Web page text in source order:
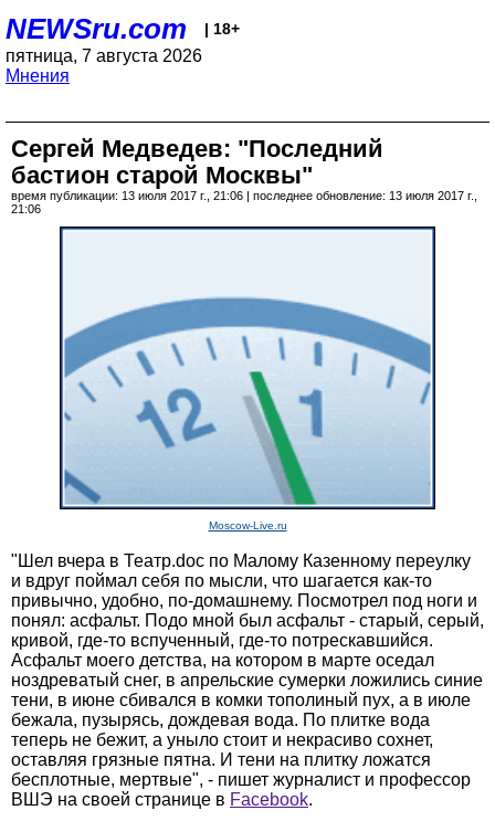
NEWSru.com | 18+
пятница, 7 августа 2026
Мнения
Сергей Медведев: "Последний
бастион старой Москвы"
время публикации: 13 июля 2017 г., 21:06 | последнее обновление: 13 июля 2017 г.,
21:06
Moscow-Live.ru
"Шел вчера в Театр.doc по Малому Казенному переулку
и вдруг поймал себя по мысли, что шагается как-то
привычно, удобно, по-домашнему. Посмотрел под ноги и
понял: асфальт. Подо мной был асфальт - старый, серый,
кривой, где-то вспученный, где-то потрескавшийся.
Асфальт моего детства, на котором в марте оседал
ноздреватый снег, в апрельские сумерки ложились синие
тени, в июне сбивался в комки тополиный пух, а в июле
бежала, пузырясь, дождевая вода. По плитке вода
теперь не бежит, а уныло стоит и некрасиво сохнет,
оставляя грязные пятна. И тени на плитку ложатся
бесплотные, мертвые", - пишет журналист и профессор
ВШЭ на своей странице в Facebook.